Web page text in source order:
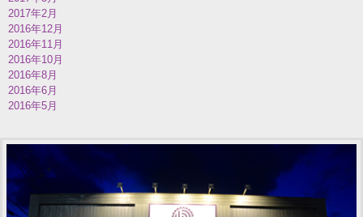
2017年2月
2016年12月
2016年11月
2016年10月
2016年8月
2016年6月
2016年5月